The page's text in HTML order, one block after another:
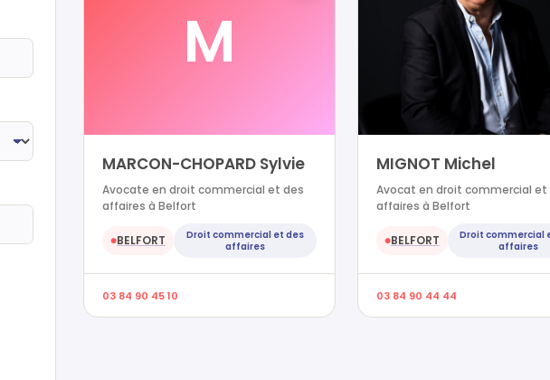
M
MARCON-CHOPARD Sylvie
Avocate en droit commercial et des
affaires à Belfort
●BELFORT
Droit commercial et des
affaires
03 84 90 45 10
MIGNOT Michel
Avocat en droit commercial et
affaires à Belfort
●BELFORT
Droit commercial
affaires
03 84 90 44 44